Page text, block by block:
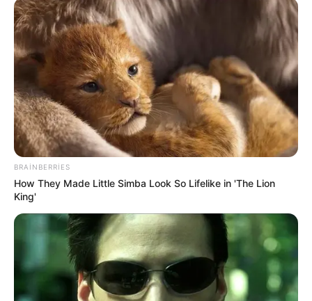
DOSYESİ
1241 0
10:37 / 21 İyul 2026 CƏMİYYƏT
Bakının bu ərazisində söküntülər başladı –
Kompensasiya ödəniləcək
BRAINBERRIES
How They Made Little Simba Look So Lifelike in 'The Lion
King'